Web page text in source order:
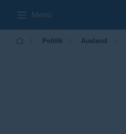
Menü
Politik Ausland